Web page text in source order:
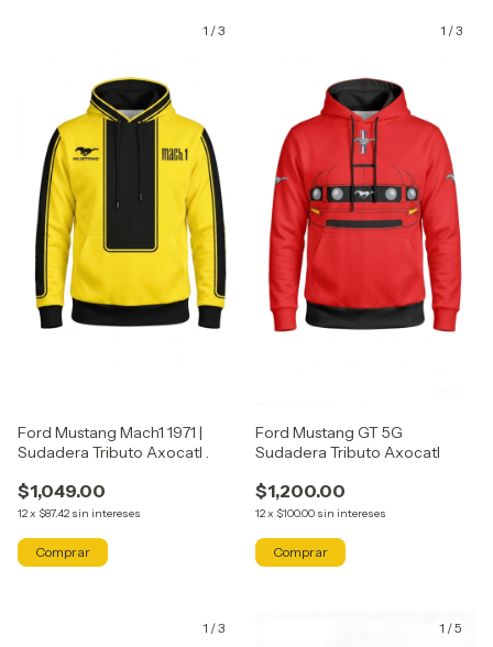
1 /3
Ford Mustang Mach1 1971 |
Sudadera Tributo Axocatl .
$1,049.00
12x $87.42 sin intereses
Comprar
1 /3
Ford Mustang GT 5G
Sudadera Tributo Axocatl
$1,200.00
12x $100.00 sin intereses
Comprar
1 /3 1 /5